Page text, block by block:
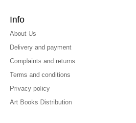
Info
About Us
Delivery and payment
Complaints and returns
Terms and conditions
Privacy policy
Art Books Distribution